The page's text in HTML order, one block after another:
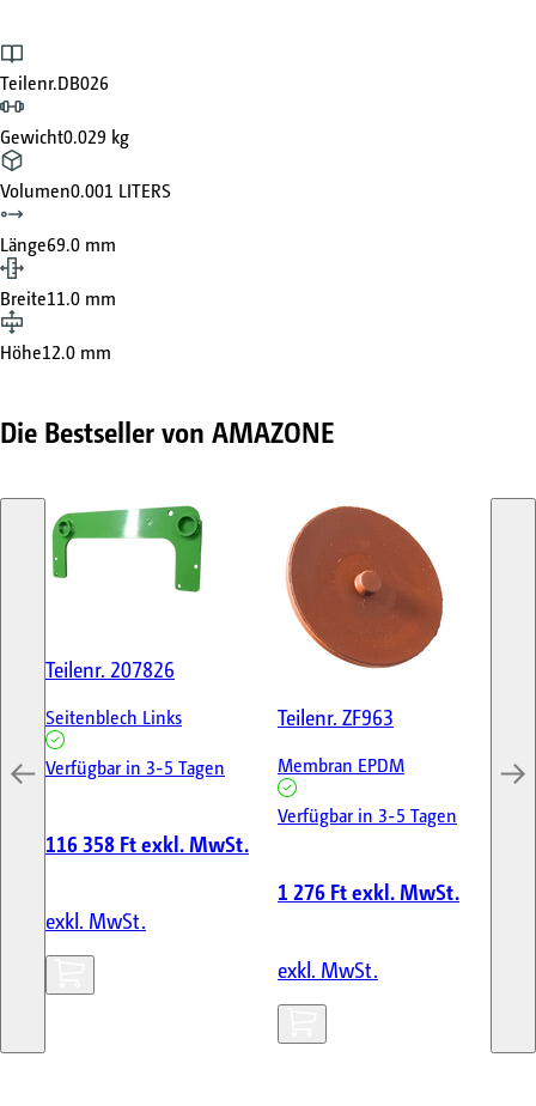
Teilenr.DB026
Gewicht0.029 kg
Volumen0.001 LITERS
Länge69.0 mm
Breite11.0 mm
Höhe12.0 mm
Die Bestseller von AMAZONE
Teilenr. 207826
Seitenblech Links
Verfügbar in 3-5 Tagen
116 358 Ftexkl. MwSt.
exkl. MwSt.
Teilenr. ZF963
Membran EPDM
Verfügbar in 3-5 Tagen
1 276 Ftexkl. MwSt.
exkl. MwSt.